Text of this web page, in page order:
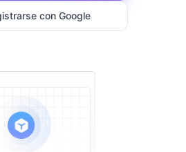
con Google